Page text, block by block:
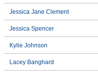
Jessica Jane Clement
Jessica Spencer
Kylie Johnson
Lacey Banghard